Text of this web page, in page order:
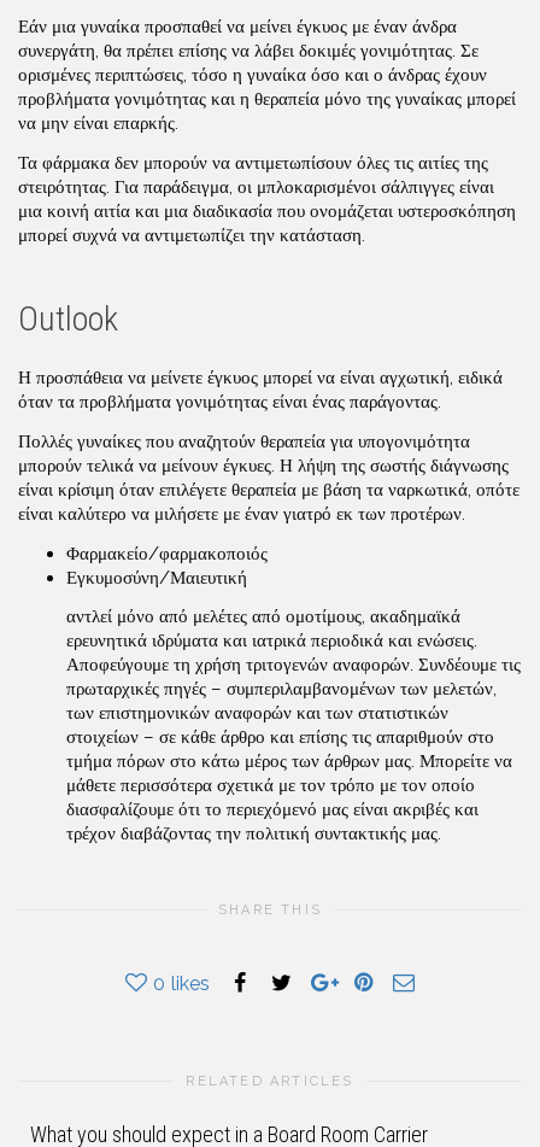
Εάν μια γυναίκα προσπαθεί να μείνει έγκυος με έναν άνδρα
συνεργάτη, θα πρέπει επίσης να λάβει δοκιμές γονιμότητας. Σε
ορισμένες περιπτώσεις, τόσο η γυναίκα όσο και ο άνδρας έχουν
προβλήματα γονιμότητας και η θεραπεία μόνο της γυναίκας μπορεί
να μην είναι επαρκής.
Τα φάρμακα δεν μπορούν να αντιμετωπίσουν όλες τις αιτίες της
στειρότητας. Για παράδειγμα, οι μπλοκαρισμένοι σάλπιγγες είναι
μια κοινή αιτία και μια διαδικασία που ονομάζεται υστεροσκόπηση
μπορεί συχνά να αντιμετωπίζει την κατάσταση.
Outlook
Η προσπάθεια να μείνετε έγκυος μπορεί να είναι αγχωτική, ειδικά
όταν τα προβλήματα γονιμότητας είναι ένας παράγοντας.
Πολλές γυναίκες που αναζητούν θεραπεία για υπογονιμότητα
μπορούν τελικά να μείνουν έγκυες. Η λήψη της σωστής διάγνωσης
είναι κρίσιμη όταν επιλέγετε θεραπεία με βάση τα ναρκωτικά, οπότε
είναι καλύτερο να μιλήσετε με έναν γιατρό εκ των προτέρων.
Φαρμακείο/φαρμακοποιός
Εγκυμοσύνη/Μαιευτική
αντλεί μόνο από μελέτες από ομοτίμους, ακαδημαϊκά
ερευνητικά ιδρύματα και ιατρικά περιοδικά και ενώσεις.
Αποφεύγουμε τη χρήση τριτογενών αναφορών. Συνδέουμε τις
πρωταρχικές πηγές – συμπεριλαμβανομένων των μελετών,
των επιστημονικών αναφορών και των στατιστικών
στοιχείων – σε κάθε άρθρο και επίσης τις απαριθμούν στο
τμήμα πόρων στο κάτω μέρος των άρθρων μας. Μπορείτε να
μάθετε περισσότερα σχετικά με τον τρόπο με τον οποίο
διασφαλίζουμε ότι το περιεχόμενό μας είναι ακριβές και
τρέχον διαβάζοντας την πολιτική συντακτικής μας.
SHARE THIS
0 likes
RELATED ARTICLES
What you should expect in a Board Room Carrier